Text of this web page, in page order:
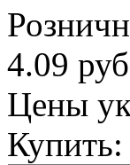
4.09
Цены
Купить: